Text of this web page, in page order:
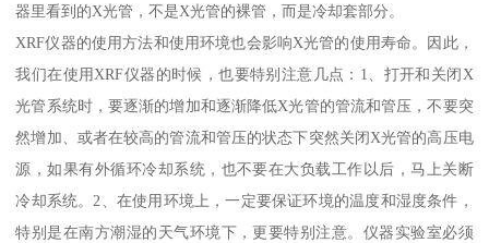
器里看到的X光管，不是X光管的裸管，而是冷却套部分。
XRF仪器的使用方法和使用环境也会影响X光管的使用寿命。因此，
我们在使用XRF仪器的时候，也要特别注意几点：1、打开和关闭X
光管系统时，要逐渐的增加和逐渐降低X光管的管流和管压，不要突
然增加、或者在较高的管流和管压的状态下突然关闭X光管的高压电
源，如果有外循环冷却系统，也不要在大负载工作以后，马上关断
冷却系统。2、在使用环境上，一定要保证环境的温度和湿度条件，
特别是在南方潮湿的天气环境下，更要特别注意。仪器实验室必须